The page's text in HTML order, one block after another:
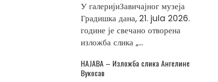
У галеријиЗавичајног музеја
Градишка дана, 21. jula 2026.
године је свечано отворена
изложба слика „...
НАЈАВА – Изложба слика Ангелине
Вукосав